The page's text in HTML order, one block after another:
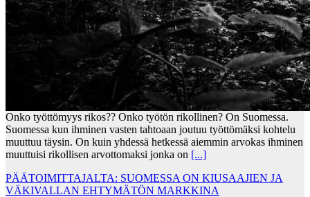
Onko työttömyys rikos?? Onko työtön rikollinen? On Suomessa.
Suomessa kun ihminen vasten tahtoaan joutuu työttömäksi kohtelu
muuttuu täysin. On kuin yhdessä hetkessä aiemmin arvokas ihminen
muuttuisi rikollisen arvottomaksi jonka on [...]
PÄÄTOIMITTAJALTA: SUOMESSA ON KIUSAAJIEN JA
VÄKIVALLAN EHTYMÄTÖN MARKKINA